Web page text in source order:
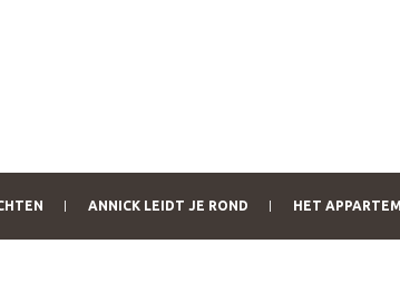
ANNICK LEIDT JE ROND HET